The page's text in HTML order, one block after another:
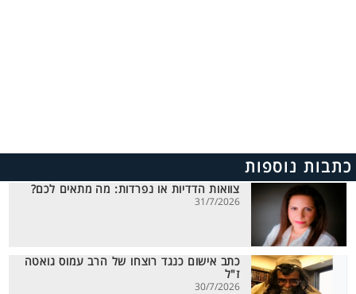
כתבות נוספות
צוואות הדדיות או נפרדות: מה מתאים לכם?
31/7/2026
כתב אישום כנגד רוצחו של הרב עמוס גואטה
ז"ל
30/7/2026